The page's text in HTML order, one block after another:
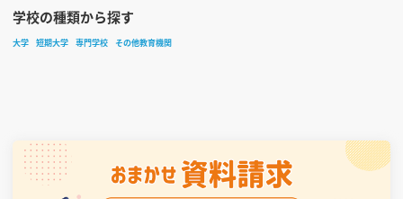
学校の種類から探す
大学 短期大学 専門学校 その他教育機関